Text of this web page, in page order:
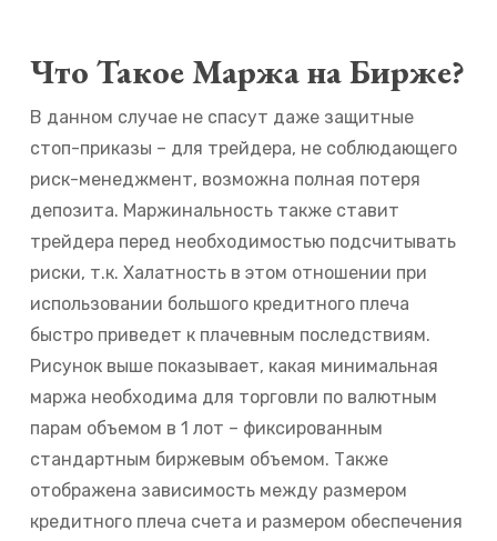
Что Такое Маржа на Бирже?
В данном случае не спасут даже защитные
стоп-приказы – для трейдера, не соблюдающего
риск-менеджмент, возможна полная потеря
депозита. Маржинальность также ставит
трейдера перед необходимостью подсчитывать
риски, т.к. Халатность в этом отношении при
использовании большого кредитного плеча
быстро приведет к плачевным последствиям.
Рисунок выше показывает, какая минимальная
маржа необходима для торговли по валютным
парам объемом в 1 лот – фиксированным
стандартным биржевым объемом. Также
отображена зависимость между размером
кредитного плеча счета и размером обеспечения